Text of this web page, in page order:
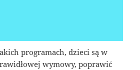
programach, dzieci są w
wymowy, poprawić